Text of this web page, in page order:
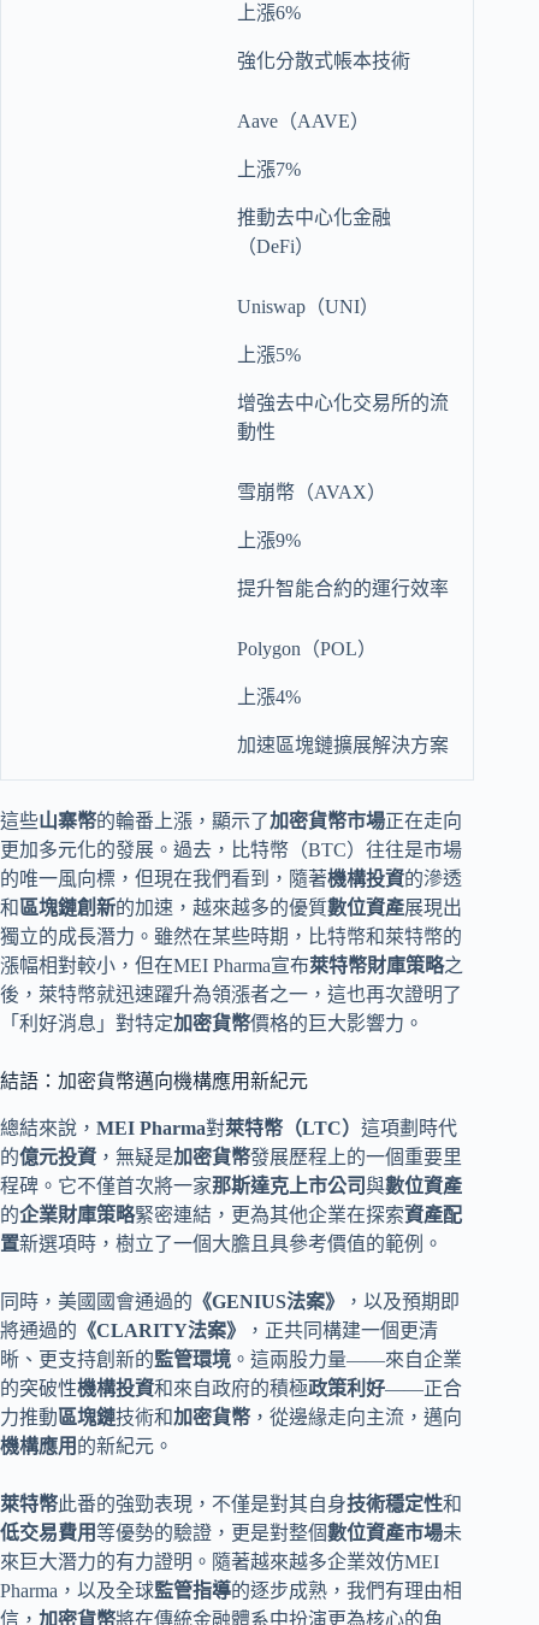
上漲6%
強化分散式帳本技術
Aave（AAVE）
上漲7%
推動去中心化金融
（DeFi）
Uniswap（UNI）
上漲5%
增強去中心化交易所的流
動性
雪崩幣（AVAX）
上漲9%
提升智能合約的運行效率
Polygon（POL）
上漲4%
加速區塊鏈擴展解決方案
這些山寨幣的輪番上漲，顯示了加密貨幣市場正在走向
更加多元化的發展。過去，比特幣（BTC）往往是市場
的唯一風向標，但現在我們看到，隨著機構投資的滲透
和區塊鏈創新的加速，越來越多的優質數位資產展現出
獨立的成長潛力。雖然在某些時期，比特幣和萊特幣的
漲幅相對較小，但在MEI Pharma宣布萊特幣財庫策略之
後，萊特幣就迅速躍升為領漲者之一，這也再次證明了
「利好消息」對特定加密貨幣價格的巨大影響力。
結語：加密貨幣邁向機構應用新紀元
總結來說， MEI Pharma對萊特幣（LTC） 這項劃時代
的億元投資 ，無疑是加密貨幣發展歷程上的一個重要里
程碑。它不僅首次將一家那斯達克上市公司與數位資產
的企業財庫策略緊密連結，更為其他企業在探索資產配
置新選項時，樹立了一個大膽且具參考價值的範例。
同時，美國國會通過的 《GENIUS法案》
，以及預期即
將通過的 《CLARITY法案》
，正共同構建一個更清
晰、更支持創新的監管環境 。這兩股力量——來自企業
的突破性機構投資和來自政府的積極政策利好——正合
力推動區塊鏈技術和加密貨幣 ，從邊緣走向主流，邁向
機構應用 的新紀元。
萊特幣此番的強勁表現，不僅是對其自身技術穩定性和
低交易費用等優勢的驗證，更是對整個數位資產市場未
來巨大潛力的有力證明。隨著越來越多企業效仿MEI
Pharma，以及全球監管指導的逐步成熟，我們有理由相
信， 加密貨幣將在傳統金融體系中扮演更為核心的角